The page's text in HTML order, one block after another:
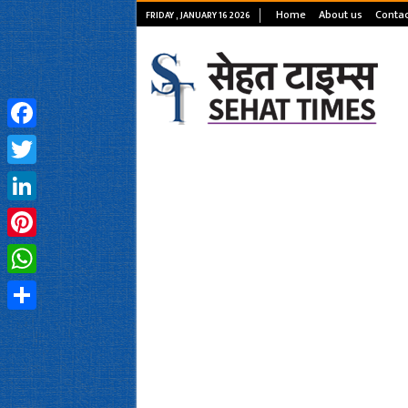
FRIDAY , JANUARY 16 2026 Home About us
Facebook
Twitter
LinkedIn
Pinterest
WhatsApp
Share